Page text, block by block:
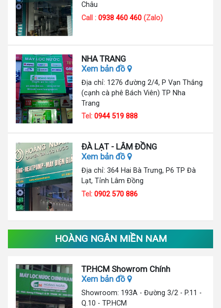
Châu
Call :0938 460 460 (Zalo)
NHA TRANG
Xem bản đồ
Địa chỉ: 1276 đường 2/4, P Vạn Thắng
(cạnh cà phê Bách Viên) TP Nha
Trang
Tel:0944 519 888
ĐÀ LẠT - LÂM ĐỒNG
Xem bản đồ
Địa chỉ: 364 Hai Bà Trưng, P6 TP Đà
Lạt, Tỉnh Lâm Đồng
Tel:0902 570 886
HOÀNG NGÂN MIỀN NAM
TP.HCM Showrom Chính
Xem bản đồ
Showroom: 193A - Đường 3/2 - P.11 -
Q.10 - TP.HCM